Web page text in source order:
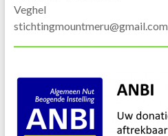
Veghel
stichtingmountmeru@gmail.com